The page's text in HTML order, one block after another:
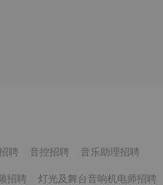
聘 音控招聘 音乐助理招聘
招聘 灯光及舞台音响机电师招聘